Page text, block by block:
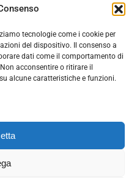
tecnologie come i cookie per
del dispositivo. Il consenso a
dati come il comportamento di
acconsentire o ritirare il
alcune caratteristiche e funzioni.
Policy
Personali (DPO), figura specializzata che vigila sulle modalità
tutelare i Suoi dati personali.
può scrivere a
Etico, consultabile al seguente link: